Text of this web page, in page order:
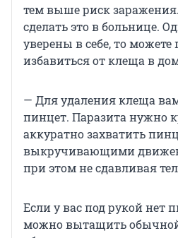
тем выше риск
сделать это в больнице.
уверены в себе, то можете
избавиться от клеща в
— Для удаления клеща
пинцет. Паразита нужно
аккуратно захватить
выкручивающими
при этом не сдавливая
Если у вас под рукой нет
можно вытащить